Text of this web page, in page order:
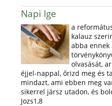
Napi Ige
a
kalauz
abba ennek
olvasását,
éjjel-nappal, őrizd meg és
mindazt, ami ebben meg
sikerrel jársz utadon, és
Jozs1,8